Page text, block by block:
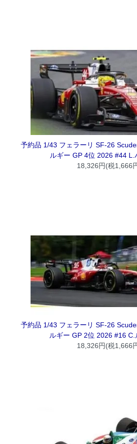
予約品 1/43 フェラーリ SF-26
ルギー GP 4位 2026 #44 L.
18,326円(税1,666
予約品 1/43 フェラーリ SF-26
ルギー GP 2位 2026 #16 C.
18,326円(税1,666